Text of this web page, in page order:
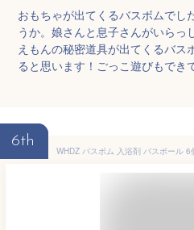
おもちゃが出てくるバスボムでし
うか。娘さんと息子さんがいらっ
えもんの秘密道具が出てくるバス
ると思います！ごっこ遊びもでき
6th